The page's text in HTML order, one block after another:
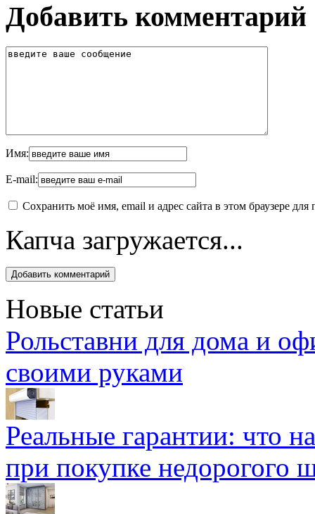
Добавить комментарий
Имя:
E-mail:
Сохранить моё имя, email и адрес сайта в этом браузере
Капча загружается...
Новые статьи
Рольставни для дома и
своими руками
Реальные гарантии: что
при покупке недорогого